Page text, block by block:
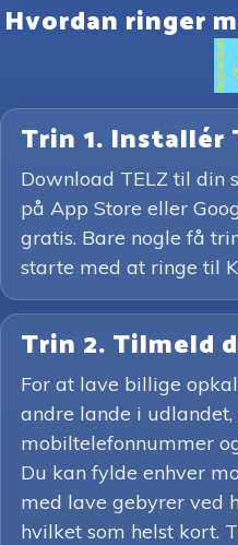
Hvordan ringer
Trin 1. Installér
Download TELZ til din
på App Store eller
gratis. Bare nogle få
starte med at ringe til
Trin 2. Tilmeld
For at lave billige
andre lande i
mobiltelefonnummer
Du kan fylde enhver
med lave gebyrer ved
hvilket som helst kort.